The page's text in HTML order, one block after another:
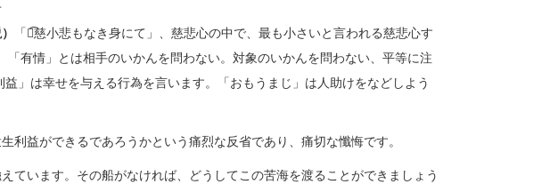
「小͡慈小悲もなき身にて」、慈悲心の中で、最も小さいと言われる慈悲心す
「有情」とは相手のいかんを問わない。対象のいかんを問わない、平等に注
」は幸せを与える行為を言います。「おもうまじ」は人助けをなどしよう
。
利益ができるであろうかという痛烈な反省であり、痛切な懺悔です。
います。その船がなければ、どうしてこの苦海を渡ることができましょう